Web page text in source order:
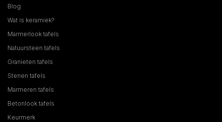
Blog
Wat is keramiek?
Marmerlook tafels
Natuursteen tafels
Granieten tafels
Stenen tafels
Marmeren tafels
Betonlook tafels
Keurmerk